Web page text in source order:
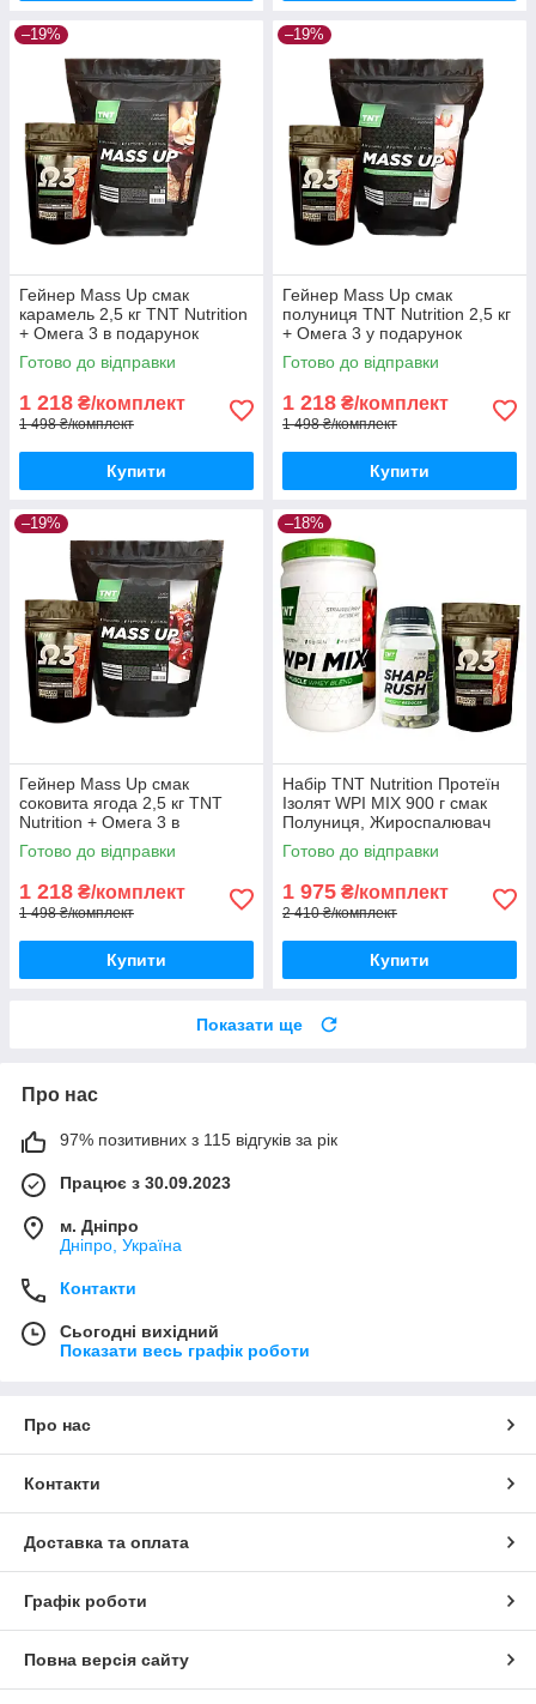
–19%
Гейнер Mass Up смак
карамель 2,5 кг TNT Nutrition
+ Омега 3 в подарунок
Готово до відправки
1 218 ₴/комплект
1 498 ₴/комплект
Купити
–19%
Гейнер Mass Up смак
полуниця TNT Nutrition 2,5 кг
+ Омега 3 у подарунок
Готово до відправки
1 218 ₴/комплект
1 498 ₴/комплект
Купити
–19%
Гейнер Mass Up смак
соковита ягода 2,5 кг TNT
Nutrition + Омега 3 в
подарунок
Готово до відправки
1 218 ₴/комплект
1 498 ₴/комплект
Купити
–18%
Набір TNT Nutrition Протеїн
Ізолят WPI MIX 900 г смак
Полуниця, Жироспалювач
Shape Rush, Риб'ячий Жир
Omega-3Корисний
Готово до відправки
1 975 ₴/комплект
2 410 ₴/комплект
Купити
Показати ще
Про нас
97% позитивних з 115 відгуків за рік
Працює з 30.09.2023
м. Дніпро
Дніпро, Україна
Контакти
Сьогодні вихідний
Показати весь графік роботи
Про нас
Контакти
Доставка та оплата
Графік роботи
Повна версія сайту